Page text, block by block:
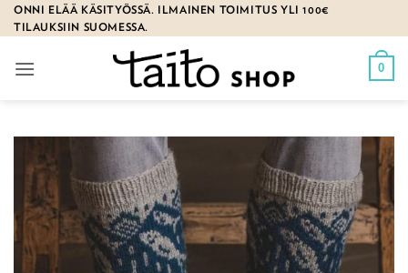
Skip
to
ONNI ELÄÄ KÄSITYÖSSÄ. ILMAINEN TOIMITUS YLI 100€
TILAUKSIIN SUOMESSA.
0